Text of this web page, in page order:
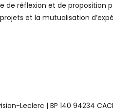
de réflexion et de
et la mutualisation
Leclerc | BP 140 94234